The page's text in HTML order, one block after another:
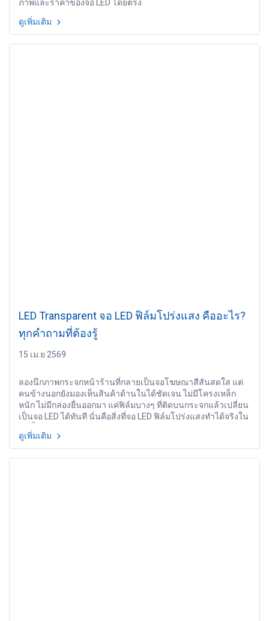
ภาพและราคาของจอ LED โดยตรง
ดูเพิ่มเติม
LED Transparent จอ LED ฟิล์มโปร่งแสง คืออะไร?
ทุกคำถามที่ต้องรู้
15 เม.ย 2569
ลองนึกภาพกระจกหน้าร้านที่กลายเป็นจอโฆษณาสีสันสดใส แต่
คนข้างนอกยังมองเห็นสินค้าด้านในได้ชัดเจน ไม่มีโครงเหล็ก
หนัก ไม่มีกล่องยื่นออกมา แค่ฟิล์มบางๆ ที่ติดบนกระจกแล้วเปลี่ยน
เป็นจอ LED ได้ทันที นั่นคือสิ่งที่จอ LED ฟิล์มโปร่งแสงทำได้จริงใน
ดูเพิ่มเติม